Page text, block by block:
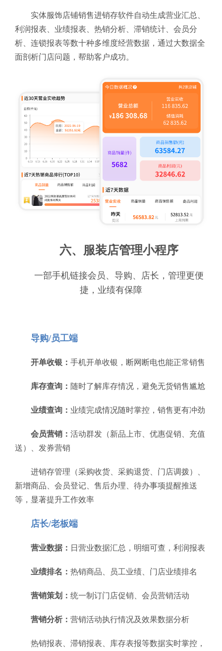
实体服饰店铺销售进销存软件自动生成营业汇总、
利润报表、业绩报表、热销分析、滞销统计、会员分
析、连锁报表等数十种多维度经营数据，通过大数据全
面剖析门店问题，帮助客户成功。
六、服装店管理小程序
一部手机链接会员、导购、店长，管理更便
捷，业绩有保障
导购/员工端
开单收银： 手机开单收银，断网断电也能正常销售
库存查询： 随时了解库存情况，避免无货销售尴尬
业绩查询： 业绩完成情况随时掌控，销售更有冲劲
会员营销： 活动群发（新品上市、优惠促销、充值
送）、发券营销
进销存管理（采购收货、采购退货、门店调拨）、
新增商品、会员登记、售后办理、待办事项提醒推送
等，显著提升工作效率
店长/老板端
营业数据： 日营业数据汇总，明细可查，利润报表
业绩排名： 热销商品、员工业绩、门店业绩排名
营销策划： 统一制订门店促销、会员营销活动
营销分析： 营销活动执行情况及效果数据分析
热销报表、滞销报表、库存表报等数据实时掌控，